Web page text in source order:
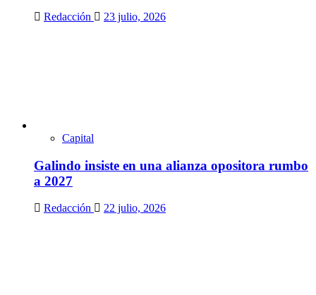
Redacción 23 julio, 2026
Capital
Galindo insiste en una alianza opositora rumbo
a 2027
Redacción 22 julio, 2026